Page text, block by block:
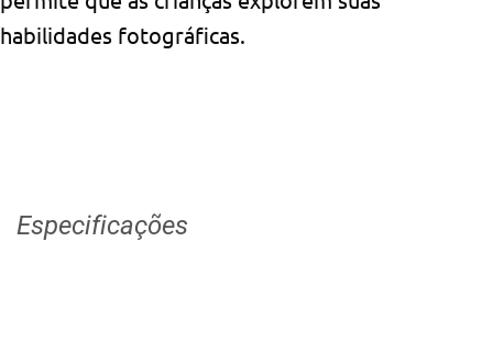
habilidades fotográficas.
Especificações